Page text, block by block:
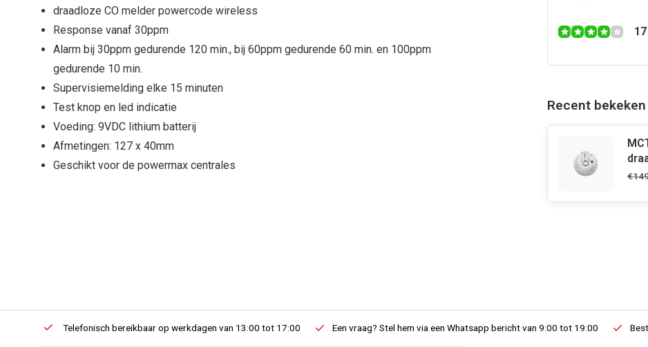
draadloze CO melder powercode wireless
Response vanaf 30ppm
Alarm bij 30ppm gedurende 120 min., bij 60ppm gedurende 60 min. en 100ppm
gedurende 10 min.
Supervisiemelding elke 15 minuten
Test knop en led indicatie
Voeding: 9VDC lithium batterij
Afmetingen: 127 x 40mm
Geschikt voor de powermax centrales
17
Recent bekeken
Telefonisch bereikbaar op werkdagen van 13:00 tot 17:00 Een vraag? Stel hem via een Whatsapp bericht van 9:00 tot 19:00